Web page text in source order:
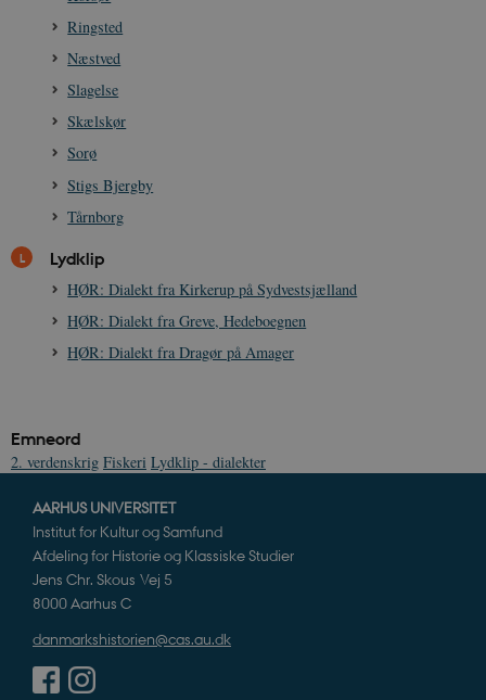
Ringsted
Næstved
Slagelse
Skælskør
Sorø
Stigs Bjergby
Tårnborg
Lydklip
HØR: Dialekt fra Kirkerup på Sydvestsjælland
HØR: Dialekt fra Greve, Hedeboegnen
HØR: Dialekt fra Dragør på Amager
Emneord
2. verdenskrig Fiskeri Lydklip - dialekter
AARHUS UNIVERSITET
Institut for Kultur og Samfund
Afdeling for Historie og Klassiske Studier
Jens Chr. Skous Vej 5
8000 Aarhus C
danmarkshistorien@cas.au.dk
Nødvendige cookies hjælper med at gøre
hjemmesiden brugbar ved at aktivere nogle
grundlæggende funktioner som navigation mm.
Navn
be_typo_user
sp_landing